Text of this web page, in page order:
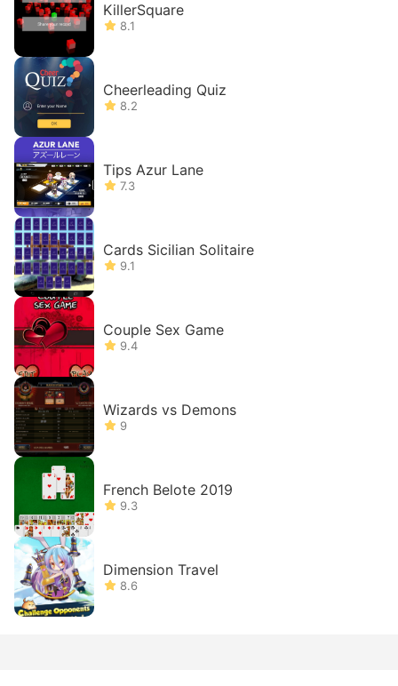
KillerSquare
8.1
Cheerleading Quiz
8.2
Tips Azur Lane
7.3
Cards Sicilian Solitaire
9.1
Couple Sex Game
9.4
Wizards vs Demons
9
French Belote 2019
9.3
Dimension Travel
8.6